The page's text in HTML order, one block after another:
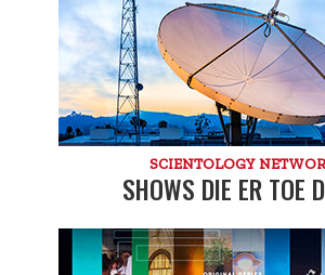
SCIENTOLOGY
SHOWS DIE ER TOE